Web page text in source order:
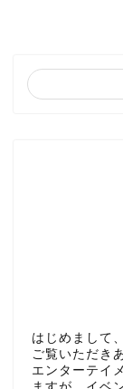
はじめまして
ご覧いただき
エンターテイ